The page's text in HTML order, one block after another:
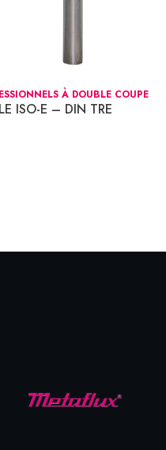
À DOUBLE COUPE
ISO-E – DIN TRE